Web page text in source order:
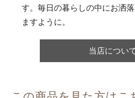
す。毎日の暮らしの中にお洒
ますように。
当店につい